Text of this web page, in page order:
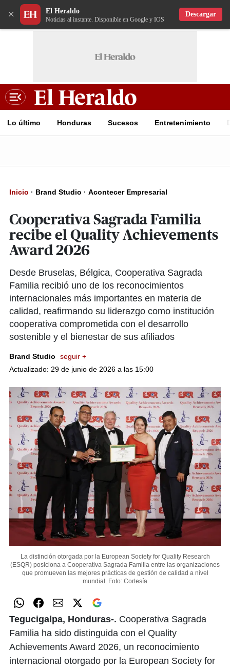
× El Heraldo
Noticias al instante. Disponible en Google y IOS
Descargar
Lo último Honduras Sucesos Entretenimiento
Inicio · Brand Studio · Acontecer Empresarial
Cooperativa Sagrada Familia
recibe el Quality Achievements
Award 2026
Desde Bruselas, Bélgica, Cooperativa Sagrada
Familia recibió uno de los reconocimientos
internacionales más importantes en materia de
calidad, reafirmando su liderazgo como institución
cooperativa comprometida con el desarrollo
sostenible y el bienestar de sus afiliados
Brand Studio
seguir +
Actualizado: 29 de junio de 2026 a las 15:00
La distinción otorgada por la European Society for Quality Research
(ESQR) posiciona a Cooperativa Sagrada Familia entre las organizaciones
que promueven las mejores prácticas de gestión de calidad a nivel
mundial. Foto: Cortesía
Tegucigalpa, Honduras-. Cooperativa Sagrada
Familia ha sido distinguida con el Quality
Achievements Award 2026, un reconocimiento
internacional otorgado por la European Society for